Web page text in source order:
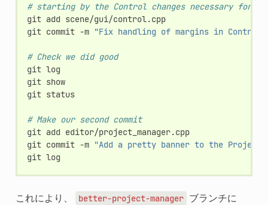
# starting by the Control changes necessary for the
git add scene/gui/control.cpp
git commit -m "Fix handling of margins in Control"
# Check we did good
git log
git show
git status
# Make our second commit
git add editor/project_manager.cpp
git commit -m "Add a pretty banner to the Project
git
これにより、 better-project-manager ブランチに